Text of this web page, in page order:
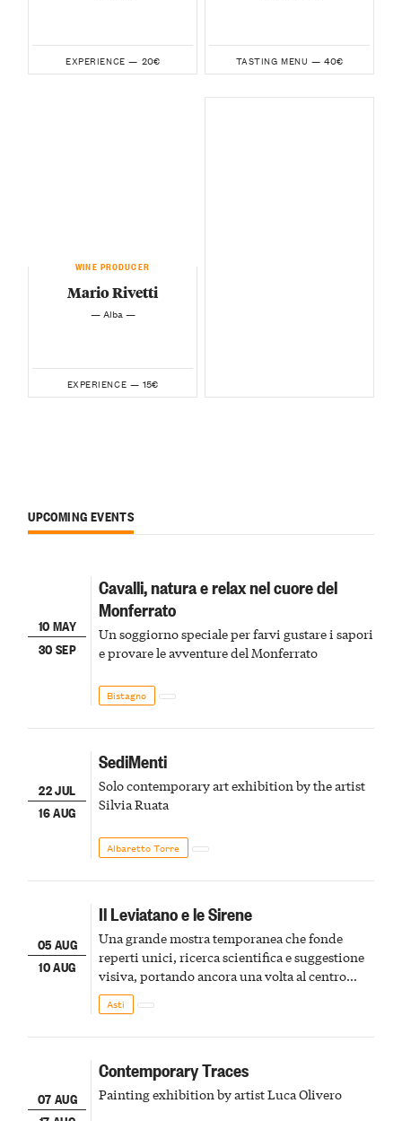
EXPERIENCE — 20€ TASTING MENU — 40€
WINE PRODUCER
Mario Rivetti
— Alba —
EXPERIENCE — 15€
UPCOMING EVENTS
10 MAY
30 SEP
Cavalli, natura e relax nel cuore del
Monferrato
Un soggiorno speciale per farvi gustare i sapori
e provare le avventure del Monferrato
Bistagno
22 JUL
16 AUG
SediMenti
Solo contemporary art exhibition by the artist
Silvia Ruata
Albaretto Torre
05 AUG
10 AUG
Il Leviatano e le Sirene
Una grande mostra temporanea che fonde
reperti unici, ricerca scientifica e suggestione
visiva, portando ancora una volta al centro
della scena le meraviglie del passato astigiano
Asti
07 AUG
Contemporary Traces
Painting exhibition by artist Luca Olivero